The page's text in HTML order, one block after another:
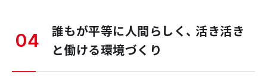
04
誰もが平等に人間らしく、 活き活き
と働ける環境づくり